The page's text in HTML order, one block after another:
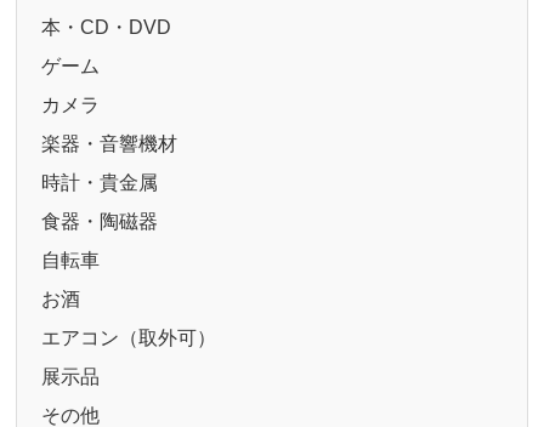
本・CD・DVD
ゲーム
カメラ
楽器・音響機材
時計・貴金属
食器・陶磁器
自転車
お酒
エアコン（取外可）
展示品
その他